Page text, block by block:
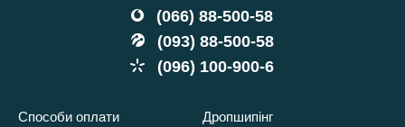
(066) 88-500-58
(093) 88-500-58
(096) 100-900-6
Способи оплати
Дропшипінг